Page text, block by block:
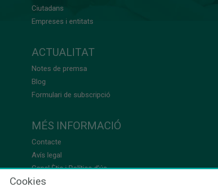
Ciutadans
Empreses i entitats
ACTUALITAT
Notes de premsa
Blog
Formulari de subscripció
MÉS INFORMACIÓ
Contacte
Avís legal
Canal Ètic i Política d’ús
Cookies